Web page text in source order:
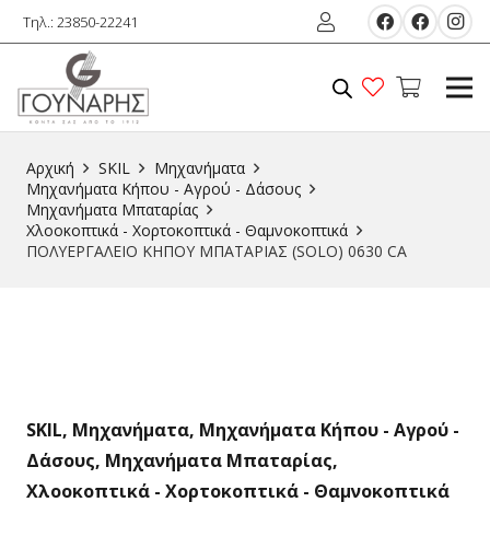
Τηλ.: 23850-22241
Αρχική SKIL
Μηχανήματα
Μηχανήματα Κήπου - Αγρού - Δάσους
Μηχανήματα Μπαταρίας
Χλοοκοπτικά - Χορτοκοπτικά - Θαμνοκοπτικά
ΠΟΛΥΕΡΓΑΛΕΙΟ ΚΗΠΟΥ ΜΠΑΤΑΡΙΑΣ (SOLO) 0630 CA
SKIL, Μηχανήματα, Μηχανήματα Κήπου - Αγρού -
Δάσους, Μηχανήματα Μπαταρίας,
Χλοοκοπτικά - Χορτοκοπτικά - Θαμνοκοπτικά